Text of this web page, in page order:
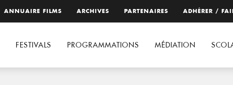
ANNUAIRE FILMS ARCHIVES PARTENAIRES ADHÉRER /
FESTIVALS PROGRAMMATIONS MÉDIATION